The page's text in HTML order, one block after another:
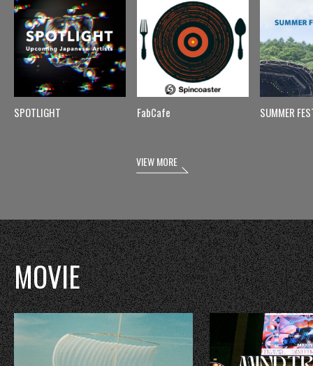
SPOTLIGHT FabCafe SUMMER
VIEW MORE
MOVIE